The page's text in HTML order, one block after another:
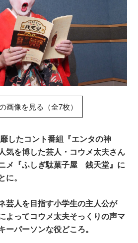
画像を見る（全7枚）
したコント番組『エンタの神
気を博した芸人・コウメ太夫さん
メ『ふしぎ駄菓子屋 銭天堂』に
。
芸人を目指す小学生の主人公が
よってコウメ太夫そっくりの声マ
パーソンな役どころ。